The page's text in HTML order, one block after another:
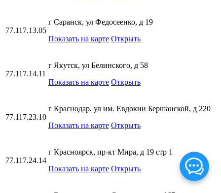
77.117.13.05
г Саранск, ул Федосеенко, д 19
Показать на карте Открыть
77.117.14.11
г Якутск, ул Белинского, д 58
Показать на карте Открыть
77.117.23.10
г Краснодар, ул им. Евдокии Бершанской, д 220
Показать на карте Открыть
77.117.24.14
г Красноярск, пр-кт Мира, д 19 стр 1
Показать на карте Открыть